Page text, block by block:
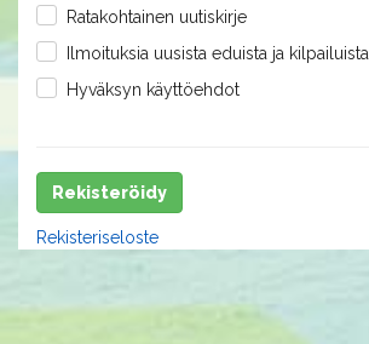
Ratakohtainen uutiskirje
Ilmoituksia uusista eduista ja kilpailuista
Hyväksyn käyttöehdot
Rekisteröidy
Rekisteriseloste